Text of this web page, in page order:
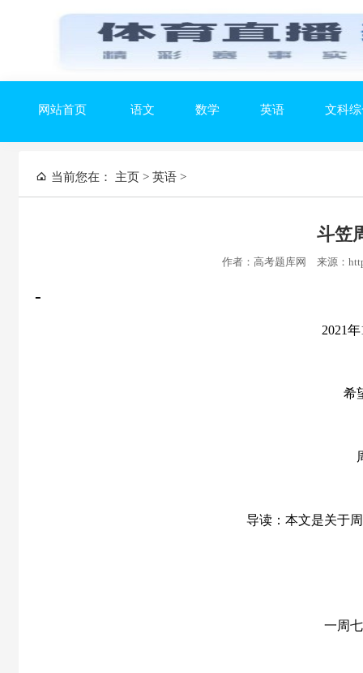
网站首页 语文 数学 英语 文科
当前您在： 主页 > 英语 >
斗笠
作者：高考题库网 来源：
-
2021
希
导读：本文是关于
一周